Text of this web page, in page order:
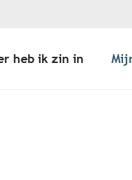
heb ik zin in
aux